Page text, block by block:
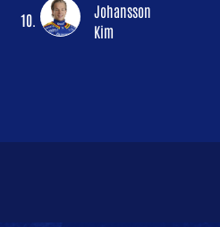
10.
Johansson
Kim